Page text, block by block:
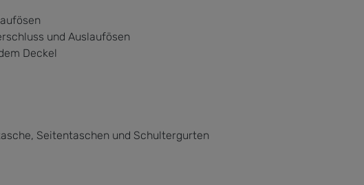
und Auslaufösen
Deckel
Seitentaschen und Schultergurten